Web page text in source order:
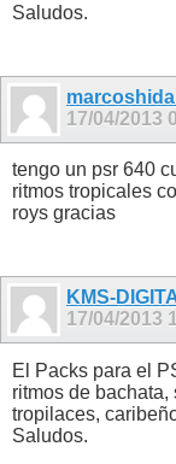
Saludos.
17/04/2013
tengo un psr 640
ritmos tropicales
roys gracias
KMS-
17/04/2013
El Packs para el
ritmos de
tropilaces,
Saludos.